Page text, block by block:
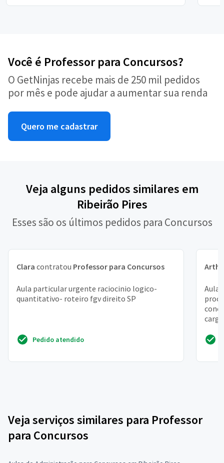
Você é Professor para Concursos?
O GetNinjas recebe mais de 250 mil pedidos
por mês e pode ajudar a aumentar sua renda
Quero me cadastrar
Veja alguns pedidos similares em
Ribeirão Pires
Esses são os últimos pedidos para Concursos
Clara contratou Professor para Concursos
Aula particular urgente raciocinio logico-
quantitativo- roteiro fgv direito SP
Pedido atendido
Aula
Veja serviços similares para Professor
para Concursos